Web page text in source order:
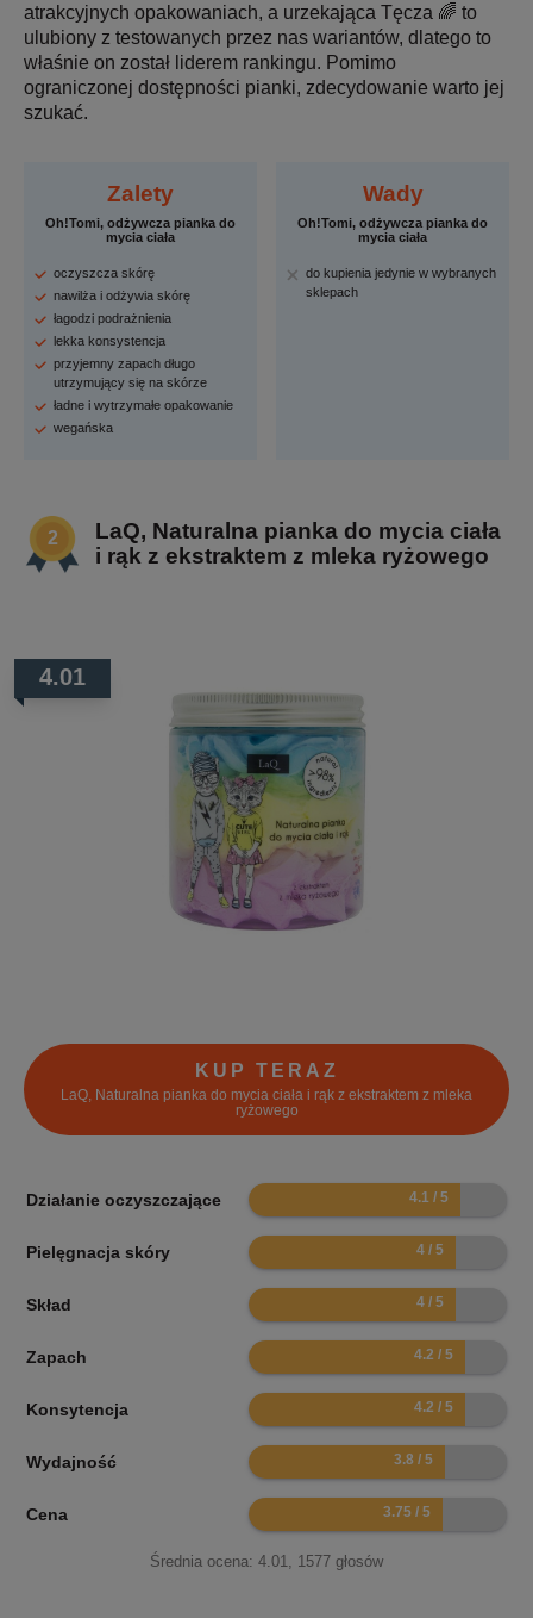
atrakcyjnych opakowaniach, a urzekająca Tęcza 🌈 to
ulubiony z testowanych przez nas wariantów, dlatego to
właśnie on został liderem rankingu. Pomimo
ograniczonej dostępności pianki, zdecydowanie warto jej
szukać.
Zalety
Oh!Tomi, odżywcza pianka do
mycia ciała
oczyszcza skórę
nawilża i odżywia skórę
łagodzi podrażnienia
lekka konsystencja
przyjemny zapach długo
utrzymujący się na skórze
ładne i wytrzymałe opakowanie
wegańska
Wady
Oh!Tomi, odżywcza pianka do
mycia ciała
do kupienia jedynie w wybranych
sklepach
LaQ, Naturalna pianka do mycia ciała
i rąk z ekstraktem z mleka ryżowego
4.01
KUP TERAZ
LaQ, Naturalna pianka do mycia ciała i rąk z ekstraktem z mleka
ryżowego
Działanie oczyszczające 8.2
Pielęgnacja skóry 8
Skład 8
Zapach 8.4
Konsytencja 8.4
Wydajność 7.6
Cena 7.5
Średnia ocena: 4.01 1577 głosów